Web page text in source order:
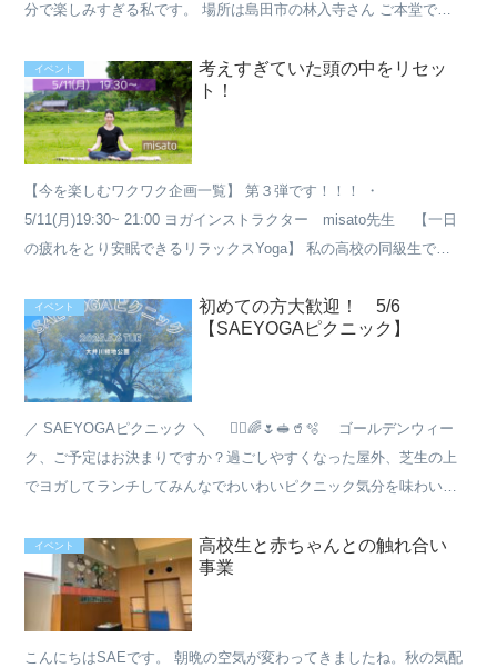
分で楽しみすぎる私です。 場所は島田市の林入寺さん ご本堂でヨ
イベント
考えすぎていた頭の中をリセッ
ト！
【今を楽しむワクワク企画一覧】 第３弾です！！！ ・
5/11(月)19:30~ 21:00 ヨガインストラクター misato先生 【一日
の疲れをとり安眠できるリラックスYoga】 私の高校の同級生であ
イベント
初めての方大歓迎！ 5/6
【SAEYOGAピクニック】
／ SAEYOGAピクニック ＼ 🧘‍♀️🌈🌷🥪🥤🫧 ゴールデンウィー
ク、ご予定はお決まりですか？過ごしやすくなった屋外、芝生の上
でヨガしてランチしてみんなでわいわいピクニック気分を味わいま
イベント
高校生と赤ちゃんとの触れ合い
事業
こんにちはSAEです。 朝晩の空気が変わってきましたね。秋の気配